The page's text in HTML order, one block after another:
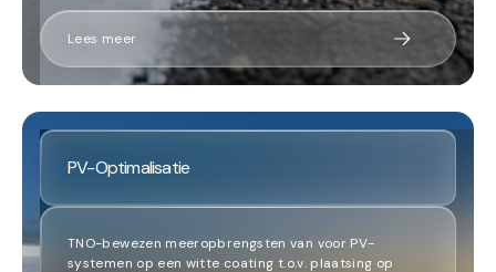
Lees meer
PV-Optimalisatie
TNO-bewezen meeropbrengsten van voor PV-
systemen op een witte coating t.o.v. plaatsing op